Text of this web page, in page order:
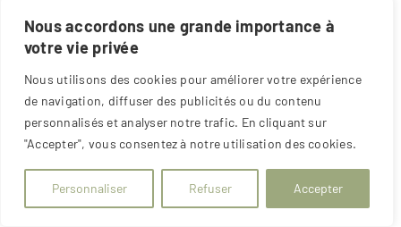
Nous accordons une grande importance à
votre vie privée
Nous utilisons des cookies pour améliorer votre expérience
de navigation, diffuser des publicités ou du contenu
personnalisés et analyser notre trafic. En cliquant sur
"Accepter", vous consentez à notre utilisation des cookies.
Personnaliser Refuser Accepter